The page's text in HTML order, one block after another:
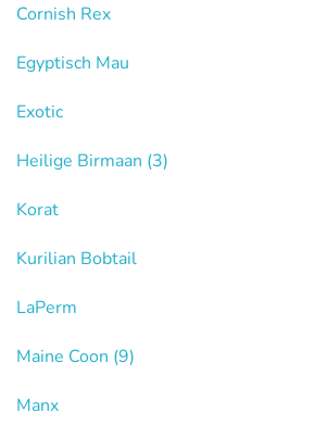
Cornish Rex
Egyptisch Mau
Exotic
Heilige Birmaan (3)
Korat
Kurilian Bobtail
LaPerm
Maine Coon (9)
Manx